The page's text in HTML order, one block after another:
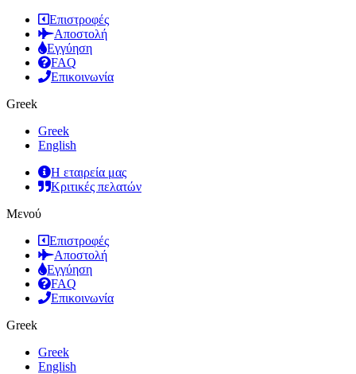
Επιστροφές
Αποστολή
Εγγύηση
FAQ
Επικοινωνία
Greek
Greek
English
Η εταιρεία μας
Κριτικές πελατών
Μενού
Επιστροφές
Αποστολή
Εγγύηση
FAQ
Επικοινωνία
Greek
Greek
English